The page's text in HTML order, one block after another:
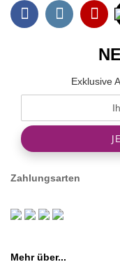
Exklusive
Zahlungsarten
Mehr über...